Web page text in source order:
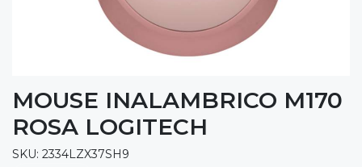
MOUSE INALAMBRICO M170
ROSA LOGITECH
SKU: 2334LZX37SH9